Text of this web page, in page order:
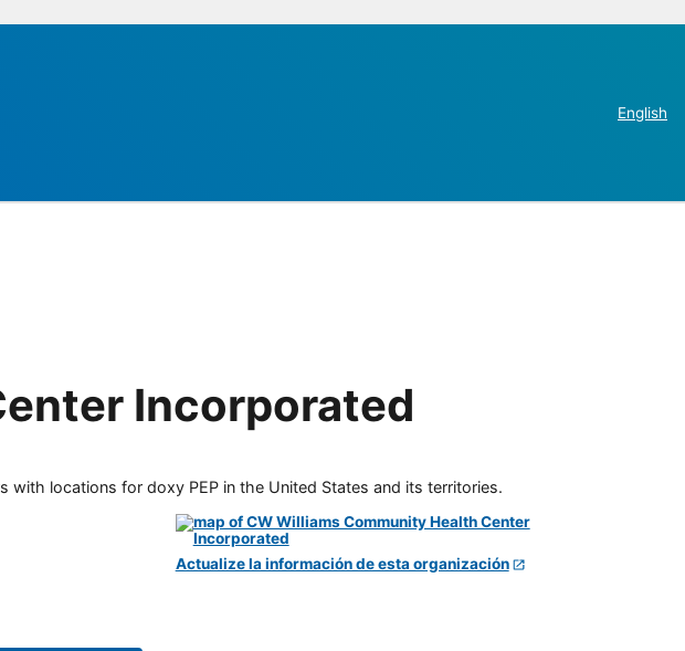
English
Incorporated
with locations for doxy PEP in the United States and its territories.
Actualize la información de esta organización